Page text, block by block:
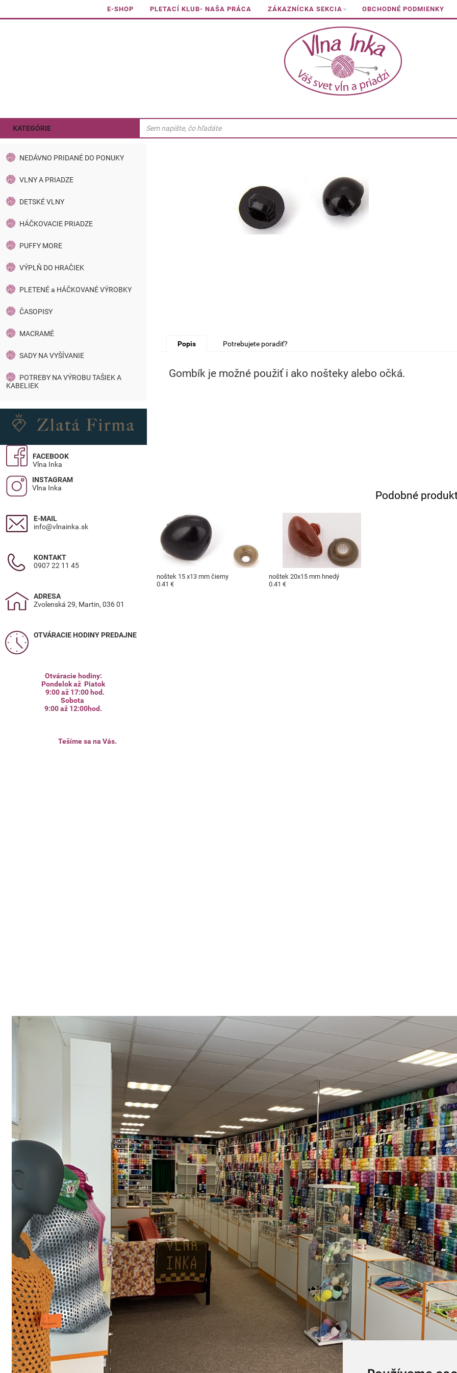
E-SHOP PLETACÍ KLUB- NAŠA PRÁCA ZÁKAZNÍCKA SEKCIA OBCHODNÉ PODMIENKY
KATEGÓRIE
NEDÁVNO PRIDANÉ DO PONUKY
VLNY A PRIADZE
DETSKÉ VLNY
HÁČKOVACIE PRIADZE
PUFFY MORE
VÝPLŇ DO HRAČIEK
PLETENÉ a HÁČKOVANÉ VÝROBKY
ČASOPISY
MACRAMÉ
SADY NA VYŠÍVANIE
POTREBY NA VÝROBU TAŠIEK A
KABELIEK
FACEBOOK
Vlna Inka
INSTAGRAM
Vlna Inka
E-MAIL
info@vlnainka.sk
KONTAKT
0907 22 11 45
ADRESA
Zvolenská 29, Martin, 036 01
OTVÁRACIE HODINY PREDAJNE
Otváracie hodiny:
Pondelok až Piatok
9:00 až 17:00 hod.
Sobota
9:00 až 12:00hod.
Tešíme sa na Vás.
Popis Potrebujete poradiť?
Gombík je možné použiť i ako nošteky alebo očká.
Podobné
noštek 15 x13 mm čierny
0.41 €
noštek 20x15 mm hnedý
0.41 €